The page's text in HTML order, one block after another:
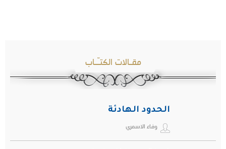
مقـالات الكتـّـاب
الحدود الهادئة
وفاء الاسمري